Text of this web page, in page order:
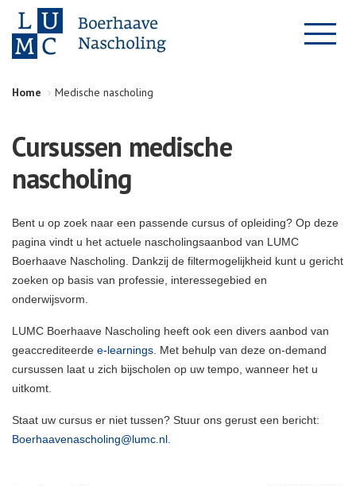
Home Medische nascholing
Cursussen medische
nascholing
Bent u op zoek naar een passende cursus of opleiding? Op deze
pagina vindt u het actuele nascholingsaanbod van LUMC
Boerhaave Nascholing. Dankzij de filtermogelijkheid kunt u gericht
zoeken op basis van professie, interessegebied en
onderwijsvorm.
LUMC Boerhaave Nascholing heeft ook een divers aanbod van
geaccrediteerde e-learnings . Met behulp van deze on-demand
cursussen laat u zich bijscholen op uw tempo, wanneer het u
uitkomt.
Staat uw cursus er niet tussen? Stuur ons gerust een bericht:
Boerhaavenascholing@lumc.nl